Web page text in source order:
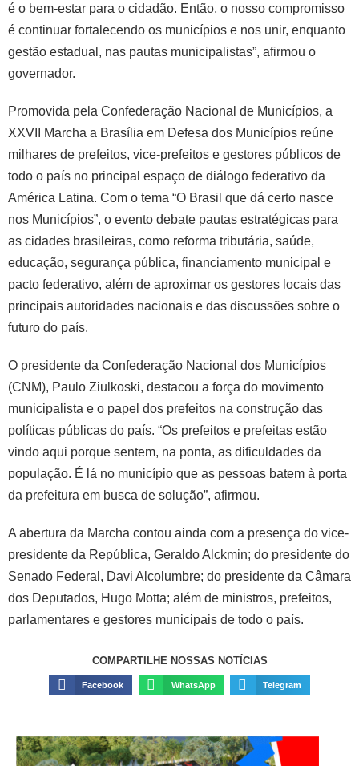
é o bem-estar para o cidadão. Então, o nosso compromisso
é continuar fortalecendo os municípios e nos unir, enquanto
gestão estadual, nas pautas municipalistas”, afirmou o
governador.
Promovida pela Confederação Nacional de Municípios, a
XXVII Marcha a Brasília em Defesa dos Municípios reúne
milhares de prefeitos, vice-prefeitos e gestores públicos de
todo o país no principal espaço de diálogo federativo da
América Latina. Com o tema “O Brasil que dá certo nasce
nos Municípios”, o evento debate pautas estratégicas para
as cidades brasileiras, como reforma tributária, saúde,
educação, segurança pública, financiamento municipal e
pacto federativo, além de aproximar os gestores locais das
principais autoridades nacionais e das discussões sobre o
futuro do país.
O presidente da Confederação Nacional dos Municípios
(CNM), Paulo Ziulkoski, destacou a força do movimento
municipalista e o papel dos prefeitos na construção das
políticas públicas do país. “Os prefeitos e prefeitas estão
vindo aqui porque sentem, na ponta, as dificuldades da
população. É lá no município que as pessoas batem à porta
da prefeitura em busca de solução”, afirmou.
A abertura da Marcha contou ainda com a presença do vice-
presidente da República, Geraldo Alckmin; do presidente do
Senado Federal, Davi Alcolumbre; do presidente da Câmara
dos Deputados, Hugo Motta; além de ministros, prefeitos,
parlamentares e gestores municipais de todo o país.
COMPARTILHE NOSSAS NOTÍCIAS
Facebook WhatsApp Telegram